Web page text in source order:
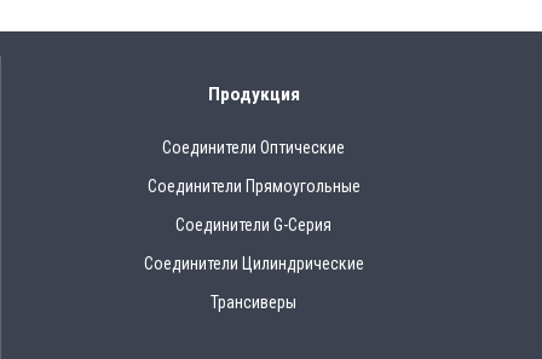
Продукция
Соединители Оптические
Соединители Прямоугольные
Соединители G-Серия
Соединители Цилиндрические
Трансиверы